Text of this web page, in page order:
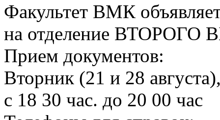
Факультет ВМК
на отделение
Прием документов:
Вторник (21 и 28
с 18 30 час. до 20 00 час